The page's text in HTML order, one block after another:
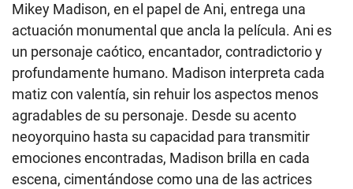
Mikey Madison, en el papel de Ani, entrega una
actuación monumental que ancla la película. Ani es
un personaje caótico, encantador, contradictorio y
profundamente humano. Madison interpreta cada
matiz con valentía, sin rehuir los aspectos menos
agradables de su personaje. Desde su acento
neoyorquino hasta su capacidad para transmitir
emociones encontradas, Madison brilla en cada
escena, cimentándose como una de las actrices